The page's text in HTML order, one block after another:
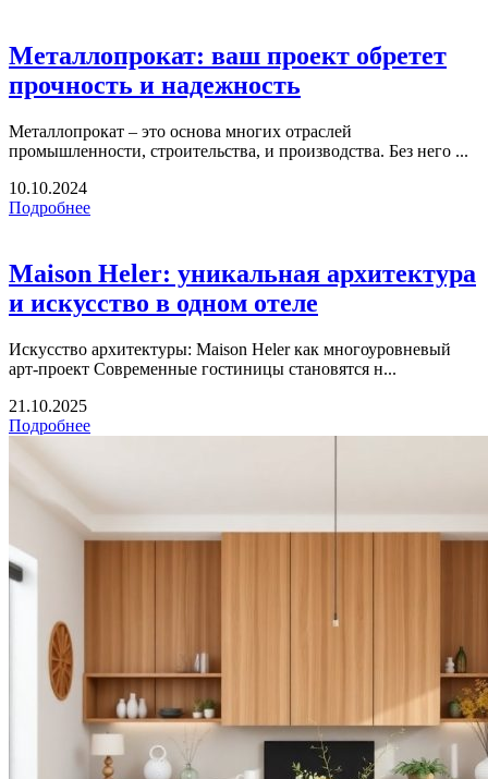
Металлопрокат: ваш проект обретет
прочность и надежность
Металлопрокат – это основа многих отраслей
промышленности, строительства, и производства. Без него ...
10.10.2024
Подробнее
Maison Heler: уникальная архитектура
и искусство в одном отеле
Искусство архитектуры: Maison Heler как многоуровневый
арт-проект Современные гостиницы становятся н...
21.10.2025
Подробнее